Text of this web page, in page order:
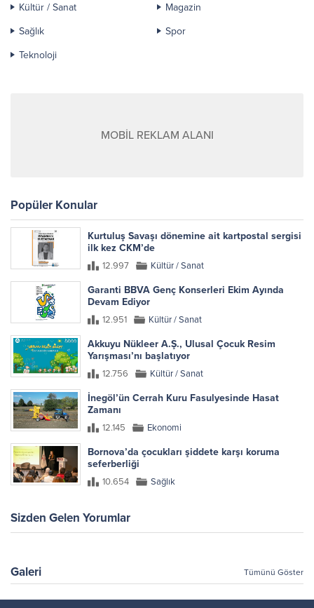
Kültür / Sanat
Magazin
Sağlık
Spor
Teknoloji
MOBİL REKLAM ALANI
Popüler Konular
Kurtuluş Savaşı dönemine ait kartpostal sergisi
ilk kez CKM’de
12.997 Kültür / Sanat
Garanti BBVA Genç Konserleri Ekim Ayında
Devam Ediyor
12.951 Kültür / Sanat
Akkuyu Nükleer A.Ş., Ulusal Çocuk Resim
Yarışması’nı başlatıyor
12.756 Kültür / Sanat
İnegöl’ün Cerrah Kuru Fasulyesinde Hasat
Zamanı
12.145 Ekonomi
Bornova’da çocukları şiddete karşı koruma
seferberliği
10.654 Sağlık
Sizden Gelen Yorumlar
Galeri Tümünü Göster